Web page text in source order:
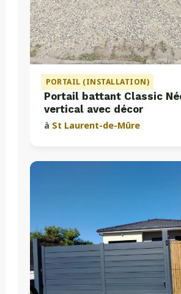
PORTAIL (INSTALLATION)
Portail battant Classic
vertical avec décor
à St Laurent-de-Mûre